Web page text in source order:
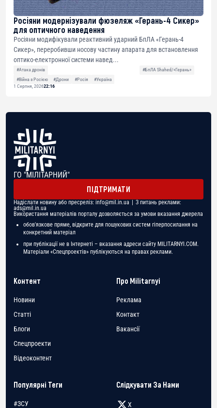
Росіяни модернізували фюзеляж «Герань-4 Сикер»
для оптичного наведення
Росіяни модифікували реактивний ударний БпЛА «Герань-4
Сикер», переробивши носову частину апарата для встановлення
оптико-електронної системи навед...
#Атака дронів
#БпЛА Shahed/«Герань»
#Війна з Росією
#Дрони #Росія
#Україна
1 Серпня, 202622:16
ГО "МІЛІТАРНИЙ"
ПІДТРИМАТИ
Надіслати новину або пресреліз: info@mil.in.ua | З питань реклами:
ads@mil.in.ua
Використання матеріалів порталу дозволяється за умови вказання джерела
обов'язкове пряме, відкрите для пошукових систем гіперпосилання на
конкретний матеріал
при публікації не в Інтернеті – вказання адреси сайту MILITARNYI.COM.
Матеріали «Спецпроектів» публікуються на правах реклами.
Контент
Новини
Статті
Блоги
Спецпроекти
Відеоконтент
Про Militarnyi
Реклама
Контакт
Вакансії
Популярні Теги
#ЗСУ
Слідкувати За Нами
X